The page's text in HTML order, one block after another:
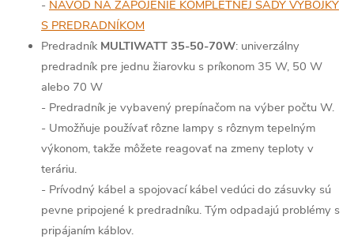
- NÁVOD NA ZAPOJENIE KOMPLETNEJ SADY VÝBOJKY
S PREDRADNÍKOM
Predradník MULTIWATT 35-50-70W: univerzálny
predradník pre jednu žiarovku s príkonom 35 W, 50 W
alebo 70 W
- Predradník je vybavený prepínačom na výber počtu W.
- Umožňuje používať rôzne lampy s rôznym tepelným
výkonom, takže môžete reagovať na zmeny teploty v
teráriu.
- Prívodný kábel a spojovací kábel vedúci do zásuvky sú
pevne pripojené k predradníku. Tým odpadajú problémy s
pripájaním káblov.